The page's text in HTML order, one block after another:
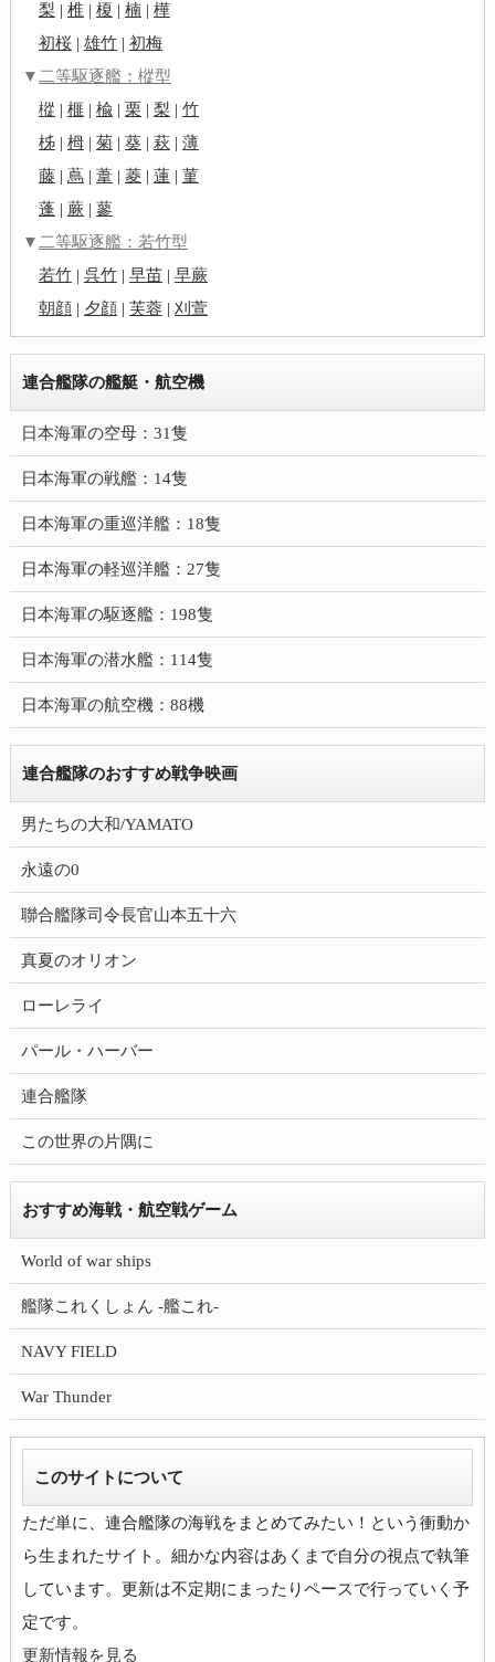
梨 | 椎| 榎 | 楠| 樺
初桜| 雄竹| 初梅
▼二等駆逐艦：樅型
樅 | 榧| 楡| 栗 | 梨 | 竹
柹| 栂| 菊| 葵| 萩| 薄
藤| 蔦| 葦| 菱| 蓮| 菫
蓬| 蕨| 蓼
▼二等駆逐艦：若竹型
若竹| 呉竹| 早苗| 早蕨
朝顔| 夕顔| 芙蓉| 刈萱
連合艦隊の艦艇・航空機
日本海軍の空母：31隻
日本海軍の戦艦：14隻
日本海軍の重巡洋艦：18隻
日本海軍の軽巡洋艦：27隻
日本海軍の駆逐艦：198隻
日本海軍の潜水艦：114隻
日本海軍の航空機：88機
連合艦隊のおすすめ戦争映画
男たちの大和/YAMATO
永遠の0
聯合艦隊司令長官山本五十六
真夏のオリオン
ローレライ
パール・ハーバー
連合艦隊
この世界の片隅に
おすすめ海戦・航空戦ゲーム
World of war ships
艦隊これくしょん -艦これ-
NAVY FIELD
War Thunder
このサイトについて
ただ単に、連合艦隊の海戦をまとめてみたい！という衝動か
ら生まれたサイト。細かな内容はあくまで自分の視点で執筆
しています。更新は不定期にまったりペースで行っていく予
更新情報を見る